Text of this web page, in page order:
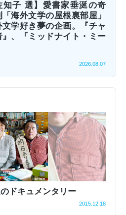
知子 選】愛書家垂涎の奇
海外文学の屋根裏部屋」
学好き夢の企画。『チャ
、『ミッドナイト・ミー
2026.08.07
ドキュメンタリー
2015.12.18